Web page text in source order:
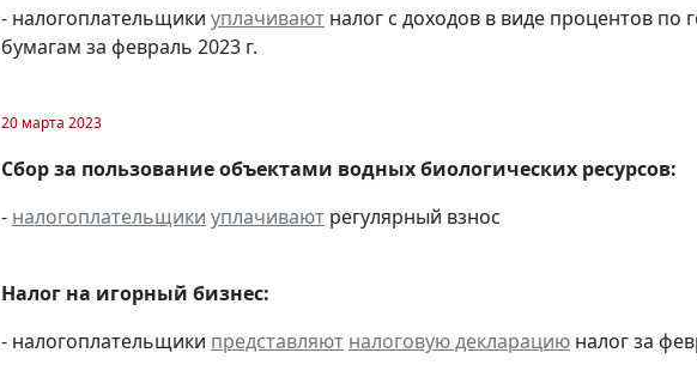
- налогоплательщики уплачивают налог с доходов в виде процентов
бумагам за февраль 2023 г.
20 марта 2023
Сбор за пользование объектами водных биологических ресурсов:
- налогоплательщики уплачивают регулярный взнос
Налог на игорный бизнес:
- налогоплательщики представляют налоговую декларацию налог за